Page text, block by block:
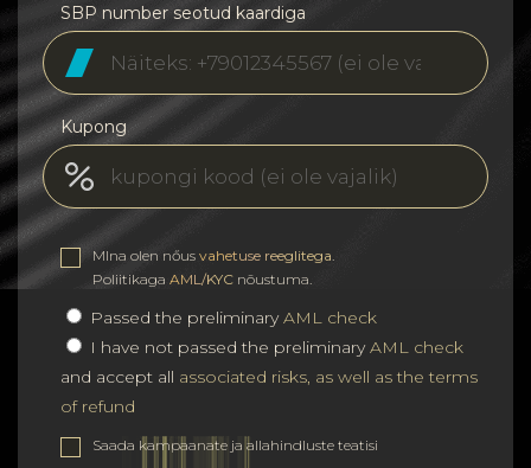
SBP number seotud kaardiga
Kupong
MIna olen nőus vahetuse reeglitega
Poliitikaga AML/KYC nõustuma.
Passed the preliminaryAML check
I have not passed the preliminaryAML check
and accept all associated risks, as well as the terms
of refund
Saada kampaanate ja allahindluste teatisi